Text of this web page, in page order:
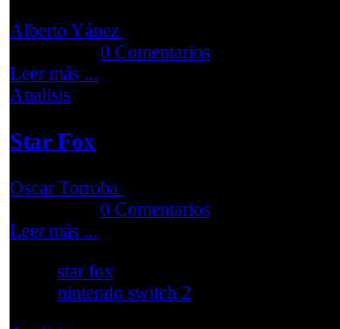
Alberto Yánez
0 Comentarios
Leer más ...
Analisis
Star Fox
Oscar Torroba
0 Comentarios
Leer más ...
star fox
nintendo switch 2